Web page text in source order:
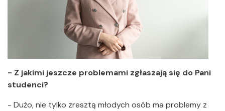
- Z jakimi jeszcze problemami zgłaszają się do Pani
studenci?
- Dużo, nie tylko zresztą młodych osób ma problemy z